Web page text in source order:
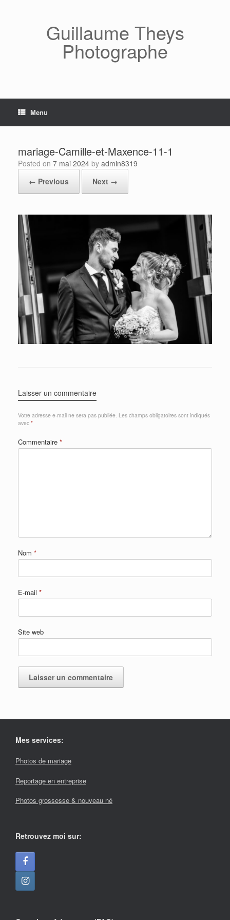
Guillaume Theys
Photographe
Menu
mariage-Camille-et-Maxence-11-1
Posted on 7 mai 2024 by admin8319
← Previous
Next →
Laisser un commentaire
Votre adresse e-mail ne sera pas publiée. Les champs obligatoires sont indiqués
avec *
Commentaire *
Nom *
E-mail *
Site web
Mes services:
Photos de mariage
Reportage en entreprise
Photos grossesse & nouveau né
Retrouvez moi sur: